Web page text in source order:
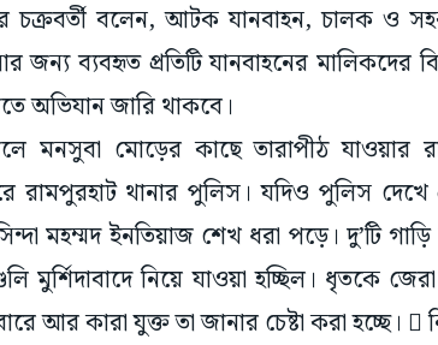
চক্রবর্তী বলেন, আটক যানবাহন, চালক ও
জন্য ব্যবহৃত প্রতিটি যানবাহনের মালিকদের
অভিযান জারি থাকবে।
মনসুবা মোড়ের কাছে তারাপীঠ যাওয়ার
থানার পুলিস। যদিও পুলিস
মহম্মদ ইনতিয়াজ শেখ ধরা পড়ে। দু’টি
মুর্শিদাবাদে নিয়ে যাওয়া হচ্ছিল। ধৃতকে
আর কারা যুক্ত তা জানার চেষ্টা করা হচ্ছে। 